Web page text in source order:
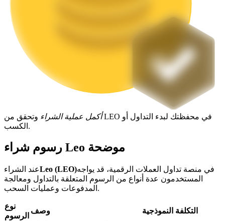
عوائد عالية والوصول الفوري
الرهان المرن لكسب العملات الرقمية الشهيرة
أكمل عملية الشراء وتحقق من LEO في محفظتك لبدء التداول أو
الكسب.
رسوم شراء Leo موضحة
عند الشراءLeo (LEO)في منصة تداول العملات الرقمية، قد يواجه
المستخدمون عدة أنواع من الرسوم المتعلقة بالتداول ومعالجة
المدفوعات وعمليات السحب.
نوع
الرسوم
وصف
التكلفة النموذجية